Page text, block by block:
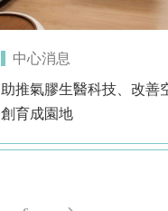
中心消息
助推氣膠生醫科技、改善空品 中山大
創育成園地